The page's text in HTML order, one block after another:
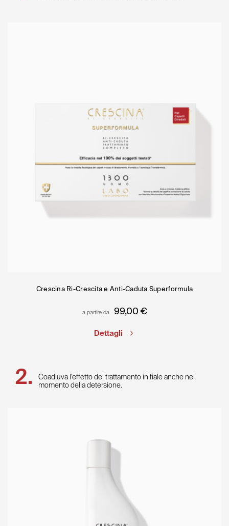
Crescina Ri-Crescita e Anti-Caduta Superformula
a partire da 99,00 €
Dettagli
Coadiuva l'effetto del trattamento in fiale anche nel
momento della detersione.